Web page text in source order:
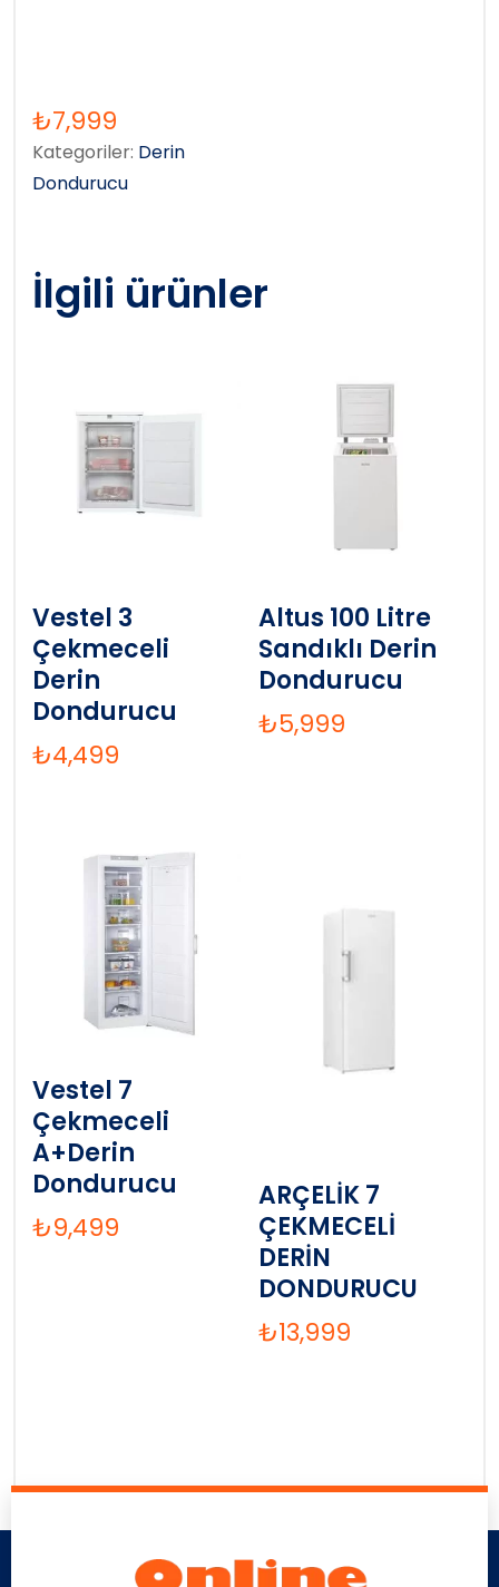
₺7,999
Kategoriler: Derin
Dondurucu
İlgili ürünler
Vestel 3
Çekmeceli
Derin
Dondurucu
₺4,499
Altus 100 Litre
Sandıklı Derin
Dondurucu
₺5,999
Vestel 7
Çekmeceli
A+Derin
Dondurucu
₺9,499
ARÇELİK 7
ÇEKMECELİ
DERİN
DONDURUCU
₺13,999